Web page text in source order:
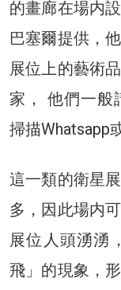
的畫廊在場内
巴塞爾提供，
展位上的藝術
家， 他們一般
掃描Whatsapp
這一類的衛星
多，因此場内
展位人頭湧湧
飛」的現象，